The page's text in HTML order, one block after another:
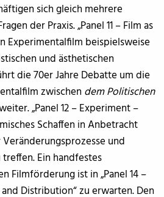
sich gleich mehrere
der Praxis. „Panel 11 – Film as
Experimentalfilm beispielsweise
und ästhetischen
die 70er Jahre Debatte um die
zwischen dem Politischen
„Panel 12 – Experiment –
Schaffen in Anbetracht
und
Ein handfestes
Filmförderung ist in „Panel 14 –
Distribution“ zu erwarten. Den